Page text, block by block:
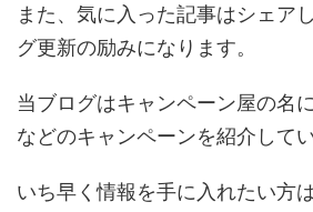
また、気に入った記事はシェア
グ更新の励みになります。
当ブログはキャンペーン屋の名
などのキャンペーンを紹介してい
いち早く情報を手に入れたい方